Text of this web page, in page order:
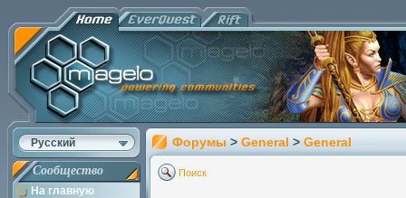
Русский
Сообщество
На главную
Форумы > General > General
Поиск